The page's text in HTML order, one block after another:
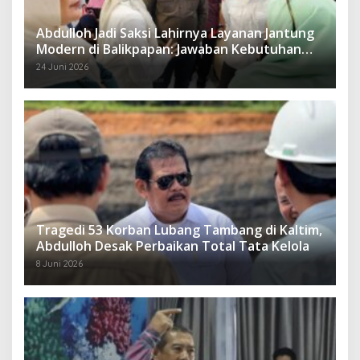
Abdulloh Jadi Saksi Lahirnya Layanan Jantung
Modern di Balikpapan: Jawaban Kebutuhan
Rakyat
24 Juni 2026
Tragedi 53 Korban Lubang Tambang di Kaltim,
Abdulloh Desak Perbaikan Total Tata Kelola
8 Juni 2026